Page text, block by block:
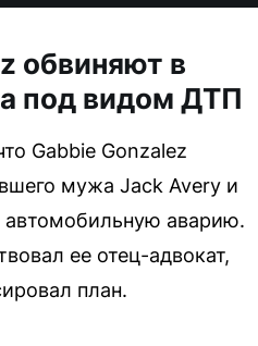
обвиняют в
под видом ДТП
Gabbie Gonzalez
мужа Jack Avery и
автомобильную аварию.
ее отец-адвокат,
план.